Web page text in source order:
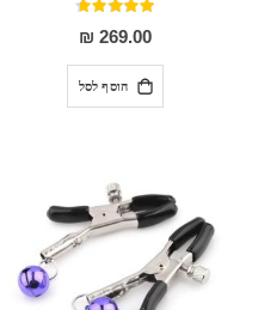
דירוג:
93%
269.00 ₪
הוסף לסל